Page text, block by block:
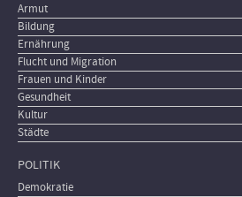
Armut
Bildung
Ernährung
Flucht und Migration
Frauen und Kinder
Gesundheit
Kultur
Städte
POLITIK
Demokratie